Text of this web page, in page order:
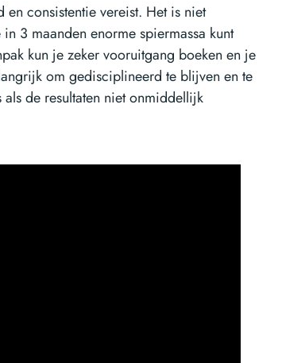
consistentie vereist. Het is niet
3 maanden enorme spiermassa kunt
kun je zeker vooruitgang boeken en je
om gedisciplineerd te blijven en te
de resultaten niet onmiddellijk